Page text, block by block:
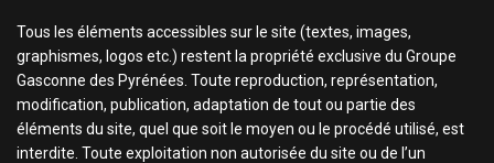
Tous les éléments accessibles sur le site (textes, images,
graphismes, logos etc.) restent la propriété exclusive du Groupe
Gasconne des Pyrénées. Toute reproduction, représentation,
modification, publication, adaptation de tout ou partie des
éléments du site, quel que soit le moyen ou le procédé utilisé, est
interdite. Toute exploitation non autorisée du site ou de l’un